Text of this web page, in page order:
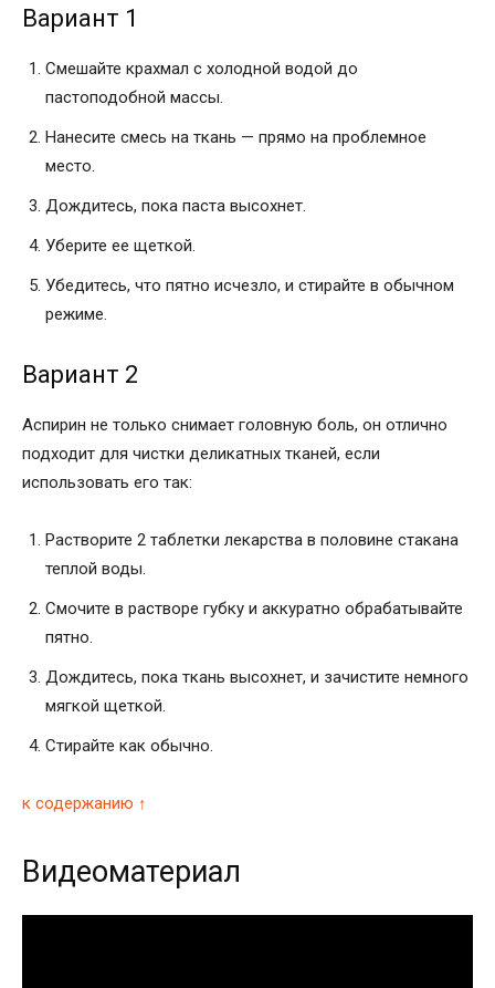
Вариант 1
Смешайте крахмал с холодной водой до
пастоподобной массы.
Нанесите смесь на ткань — прямо на проблемное
место.
Дождитесь, пока паста высохнет.
Уберите ее щеткой.
Убедитесь, что пятно исчезло, и стирайте в обычном
режиме.
Вариант 2
Аспирин не только снимает головную боль, он отлично
подходит для чистки деликатных тканей, если
использовать его так:
Растворите 2 таблетки лекарства в половине стакана
теплой воды.
Смочите в растворе губку и аккуратно обрабатывайте
пятно.
Дождитесь, пока ткань высохнет, и зачистите немного
мягкой щеткой.
Стирайте как обычно.
к содержанию ↑
Видеоматериал